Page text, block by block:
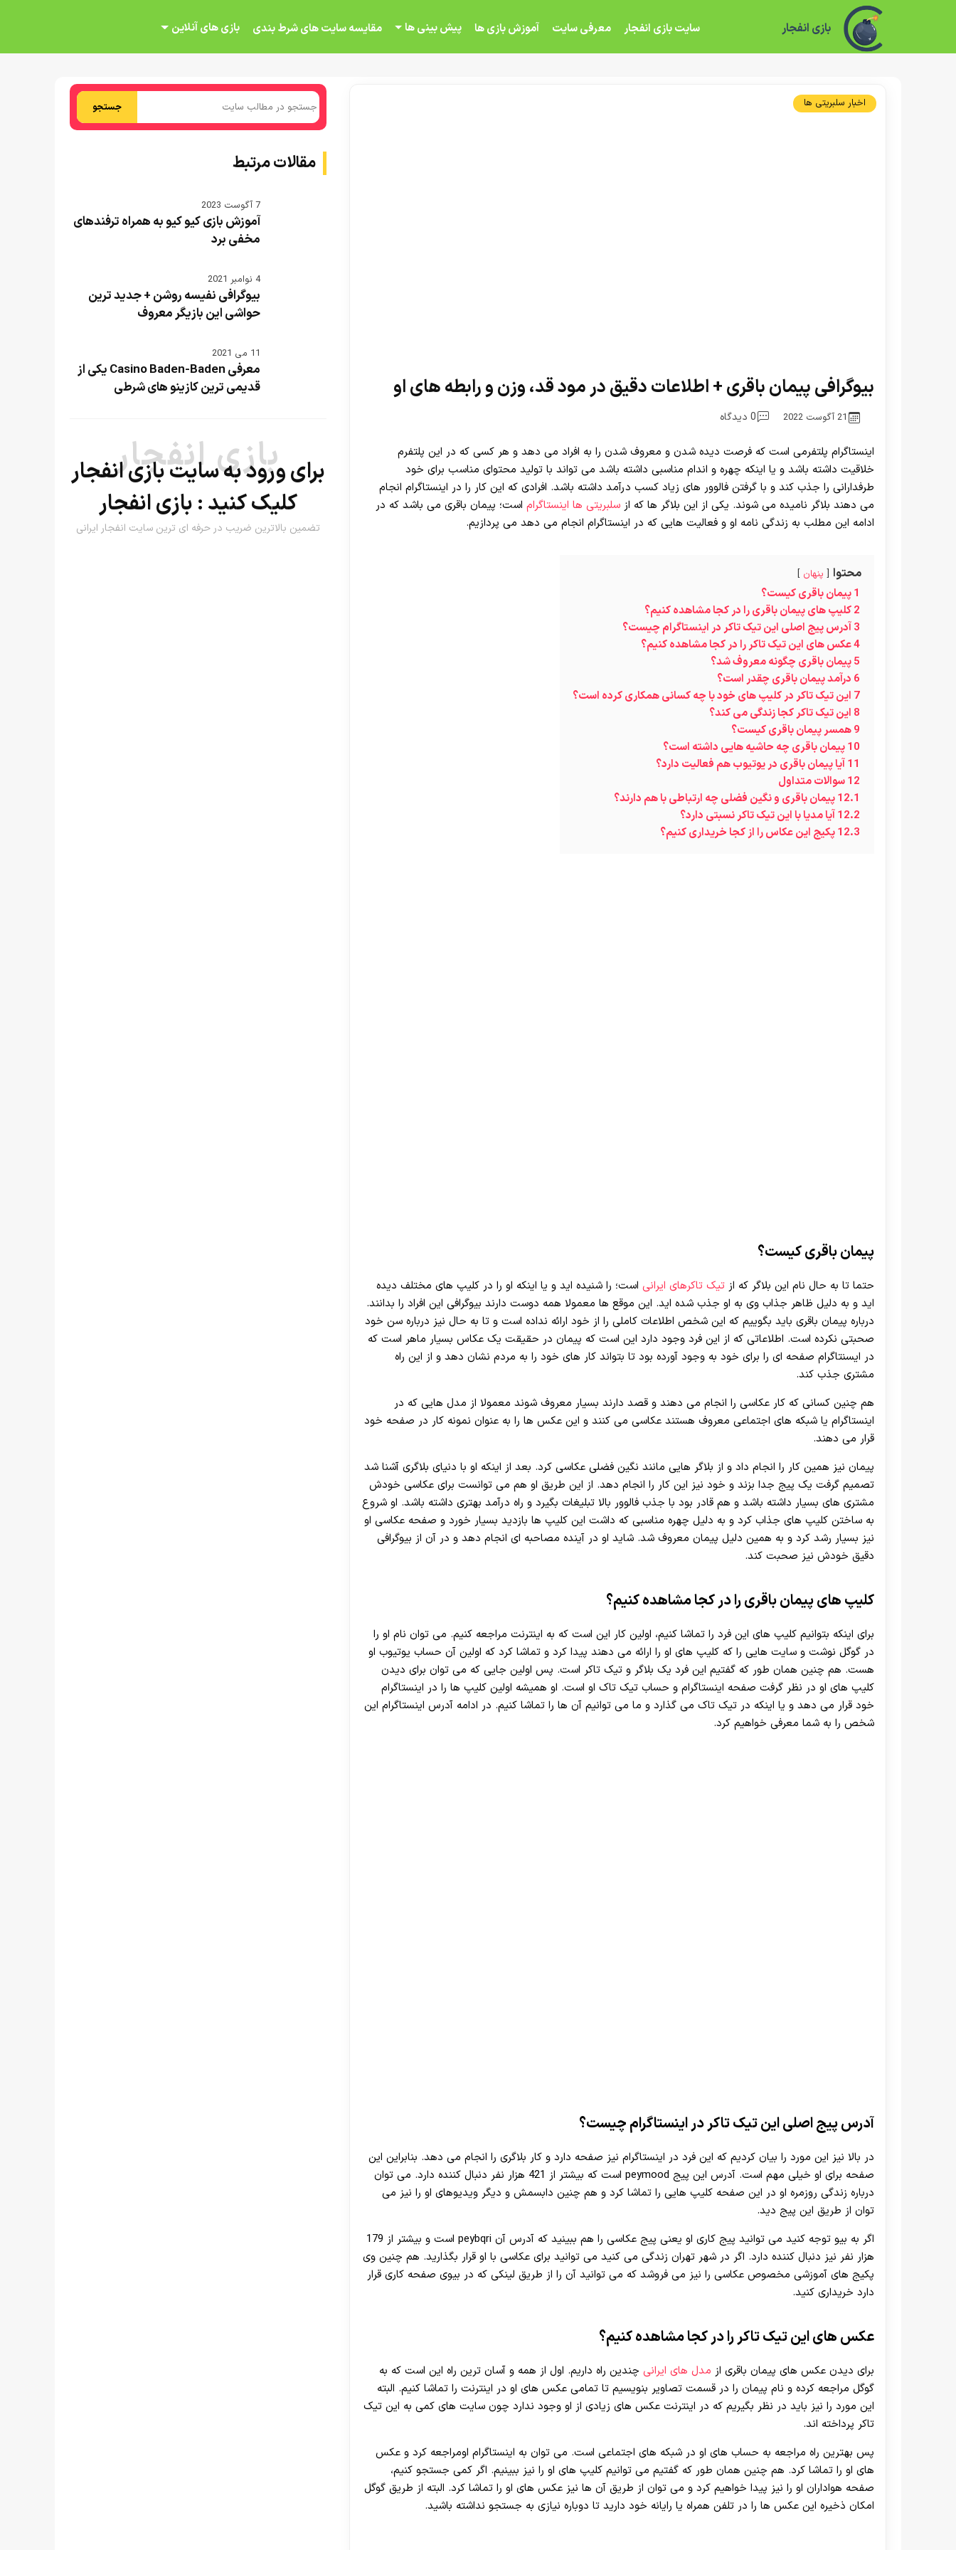
30 تا 50 درصد شارژ هدیه بیشتر فقط با ثبت نام در هات بت
بازی انفجار سایت بازی انفجار معرفی سایت آموزش بازی ها پیش بینی ها مقایسه سایت های شرط بندی بازی های آنلاین
اخبار سلبریتی ها
بیوگرافی پیمان باقری + اطلاعات دقیق در مود قد، وزن و رابطه های او
21 آگوست 2022 0 دیدگاه
اینستاگرام پلتفرمی است که فرصت دیده شدن و معروف شدن را به افراد می دهد و هر کسی که در این پلتفرم
خلاقیت داشته باشد و یا اینکه چهره و اندام مناسبی داشته باشد می تواند با تولید محتوای مناسب برای خود
طرفدارانی را جذب کند و با گرفتن فالوور های زیاد کسب درآمد داشته باشد. افرادی که این کار را در اینستاگرام انجام
می دهند بلاگر نامیده می شوند. یکی از این بلاگر ها که ازسلبریتی ها اینستاگرام است؛ پیمان باقری می باشد که در
ادامه این مطلب به زندگی نامه او و فعالیت هایی که در اینستاگرام انجام می دهد می پردازیم.
محتوا پنهان
1پیمان باقری کیست؟
2کلیپ های پیمان باقری را در کجا مشاهده کنیم؟
3آدرس پیج اصلی این تیک تاکر در اینستاگرام چیست؟
4عکس های این تیک تاکر را در کجا مشاهده کنیم؟
5پیمان باقری چگونه معروف شد؟
6 درآمد پیمان باقری چقدر است؟
7 این تیک تاکر در کلیپ های خود با چه کسانی همکاری کرده است؟
8 این تیک تاکر کجا‌ زندگی می کند؟
9همسر پیمان باقری کیست؟
10پیمان باقری چه حاشیه هایی داشته است؟
11آیا پیمان باقری در یوتیوب هم فعالیت دارد؟
12سوالات متداول
12.1پیمان باقری و نگین فضلی چه ارتباطی با هم دارند؟
12.2آیا مدیا با این تیک تاکر نسبتی دارد؟
12.3پکیج این عکاس را از کجا خریداری کنیم؟
پیمان باقری کیست؟
حتما تا به حال نام این بلاگر که ازتیک تاکرهای ایرانی است؛ را شنیده اید و یا اینکه او را در کلیپ های مختلف دیده
اید و به دلیل ظاهر جذاب وی به او جذب شده اید. این موقع ها معمولا همه دوست دارند بیوگرافی این افراد را بدانند.
درباره پیمان باقری باید بگوییم که این شخص اطلاعات کاملی را از خود ارائه نداده است و تا به حال نیز درباره سن خود
صحبتی نکرده است. اطلاعاتی که از این فرد وجود دارد این است که پیمان در حقیقت یک عکاس بسیار ماهر است که
در ایسنتاگرام صفحه ای را برای خود به وجود آورده بود تا بتواند کار های خود را به مردم نشان دهد و از این راه
مشتری جذب کند.
هم چنین کسانی که کار عکاسی را انجام می دهند و قصد دارند بسیار معروف شوند معمولا از مدل هایی که در
اینستاگرام یا شبکه های اجتماعی معروف هستند عکاسی می کنند و این عکس ها را به عنوان نمونه کار در صفحه خود
قرار می دهند.
پیمان نیز همین کار را انجام داد و از بلاگر هایی مانند نگین فضلی عکاسی کرد. بعد از اینکه او با دنیای بلاگری آشنا شد
تصمیم گرفت یک پیج جدا بزند و خود نیز این کار را انجام دهد. از این طریق او هم می توانست برای عکاسی خودش
مشتری های بسیار داشته باشد و هم قادر بود با جذب فالوور بالا تبلیغات بگیرد و راه درآمد بهتری داشته باشد. او شروع
به ساختن کلیپ های جذاب کرد و به دلیل چهره مناسبی که داشت این کلیپ ها بازدید بسیار خورد و صفحه عکاسی او
نیز بسیار رشد کرد و به همین دلیل پیمان معروف شد. شاید او در آینده مصاحبه ای انجام دهد و در آن از بیوگرافی
دقیق خودش نیز صحبت کند.
کلیپ های پیمان باقری را در کجا مشاهده کنیم؟
برای اینکه بتوانیم کلیپ های این فرد را تماشا کنیم، اولین کار این است که به اینترنت مراجعه کنیم. می توان نام او را
در گوگل نوشت و سایت هایی را که کلیپ های او را ارائه می دهند پیدا کرد و تماشا کرد که اولین آن حساب یوتیوب او
هست. هم چنین همان طور که گفتیم این فرد یک بلاگر و تیک تاکر است. پس اولین جایی که می توان برای دیدن
کلیپ های او در نظر گرفت صفحه اینستاگرام و حساب تیک تاک او است. او همیشه اولین کلیپ ها را در اینستاگرام
خود قرار می دهد و یا اینکه در تیک تاک می گذارد و ما می توانیم آن ها را تماشا کنیم. در ادامه آدرس اینستاگرام این
شخص را به شما معرفی خواهیم کرد.
آدرس پیج اصلی این تیک تاکر در اینستاگرام چیست؟
در بالا نیز این مورد را بیان کردیم که این فرد در اینستاگرام نیز صفحه دارد و کار بلاگری را انجام می دهد. بنابراین این
صفحه برای او خیلی مهم است. آدرس این پیج peymood است که بیشتر از 421 هزار نفر دنبال کننده دارد. می توان
درباره زندگی روزمره او در این صفحه کلیپ هایی را تماشا کرد و هم چنین دابسمش و دیگر ویدیوهای او را نیز می
توان از طریق این پیج دید.
اگر به بیو توجه کنید می توانید پیج کاری او یعنی پیج عکاسی را هم ببینید که آدرس آن peybqri است و بیشتر از 179
هزار نفر نیز دنبال کننده دارد. اگر در شهر تهران زندگی می کنید می توانید برای عکاسی با او قرار بگذارید. هم چنین وی
پکیج های آموزشی مخصوص عکاسی را نیز می فروشد که می توانید آن را از طریق لینکی که در بیوی صفحه کاری قرار
دارد خریداری کنید.
عکس های این تیک تاکر را در کجا مشاهده کنیم؟
برای دیدن عکس های پیمان باقری از مدل های ایرانی چندین راه داریم. اول از همه و آسان ترین راه این است که به
گوگل مراجعه کرده و نام پیمان را در قسمت تصاویر بنویسیم تا تمامی عکس های او در اینترنت را تماشا کنیم. البته
این مورد را نیز باید در نظر بگیریم که در اینترنت عکس های زیادی از او وجود ندارد چون سایت های کمی به این تیک
تاکر پرداخته اند.
پس بهترین راه مراجعه به حساب های او در شبکه های اجتماعی است. می توان به اینستاگرام اومراجعه کرد و عکس
های او را تماشا کرد. هم چنین همان طور که گفتیم می توانیم کلیپ های او را نیز ببینیم. اگر کمی جستجو کنیم،
صفحه هواداران او را نیز پیدا خواهیم کرد و می توان از طریق آن ها نیز عکس های او را تماشا کرد. البته از طریق گوگل
امکان ذخیره این عکس ها را در تلفن همراه یا رایانه خود دارید تا دوباره نیازی به جستجو نداشته باشید.
جستجو
مقالات مرتبط
7 آگوست 2023
آموزش بازی کیو کیو به همراه ترفندهای
مخفی برد
4 نوامبر 2021
بیوگرافی نفیسه روشن + جدید ترین
حواشی این بازیگر معروف
11 می 2021
معرفی Casino Baden-Baden یکی از
قدیمی ترین کازینو های شرطی
بازی انفجار
برای ورود به سایت بازی انفجار
کلیک کنید : بازی انفجار
تضمین بالاترین ضریب در حرفه ای ترین سایت انفجار ایرانی